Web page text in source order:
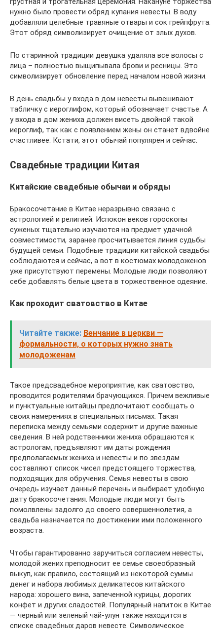
нужно было провести обряд купания невесты. В воду
добавляли целебные травяные отвары и сок грейпфрута.
Этот обряд символизирует очищение от злых духов.
По старинной традиции девушка удаляла все волосы с
лица – полностью выщипывала брови и ресницы. Это
символизирует обновление перед началом новой жизни.
В день свадьбы у входа в дом невесты вывешивают
табличку с иероглифом, который обозначает счастье. А
у входа в дом жениха должен висеть двойной такой
иероглиф, так как с появлением жены он станет вдвойне
счастливее. Кстати, этот обычай популярен и сейчас.
Свадебные традиции Китая
Китайские свадебные обычаи и обряды
Бракосочетание в Китае неразрывно связано с
астрологией и религией. Испокон веков гороскопы
суженых тщательно изучаются на предмет удачной
совместимости, заранее просчитывается линия судьбы
будущей семьи. Подобные традиции китайской свадьбы
соблюдаются и сейчас, а вот в костюмах молодоженов
уже присутствуют перемены. Молодые люди позволяют
себе добавлять белые цвета в торжественное одеяние.
Как проходит сватовство в Китае
Читайте также: Венчание в церкви —
формальности, о которых нужно знать
молодоженам
Такое предсвадебное мероприятие, как сватовство,
проводится родителями брачующихся. Причем вежливые
и пунктуальные китайцы предпочитают сообщать о
своих намерениях в специальных письмах. Такая
переписка между семьями содержит и другие важные
сведения. В ней родственники жениха обращаются к
астрологам, предъявляют им даты рождения
предполагаемых жениха и невесты и по звездам
составляют список чисел предстоящего торжества,
подходящих для обручения. Семья невесты в свою
очередь изучает данный перечень и выбирает удобную
дату бракосочетания. Молодые люди могут быть
помолвлены задолго до своего совершеннолетия, а
свадьба назначается по достижении ими положенного
возраста.
Чтобы гарантированно заручиться согласием невесты,
молодой жених преподносит ее семье своеобразный
выкуп, как правило, состоящий из некоторой суммы
денег и набора любимых деликатесов китайского
народа: хорошего вина, запеченной курицы, дорогих
конфет и других сладостей. Популярный напиток в Китае
— черный или зеленый чай-улун также находится в
списке свадебных даров невесте. Символическое